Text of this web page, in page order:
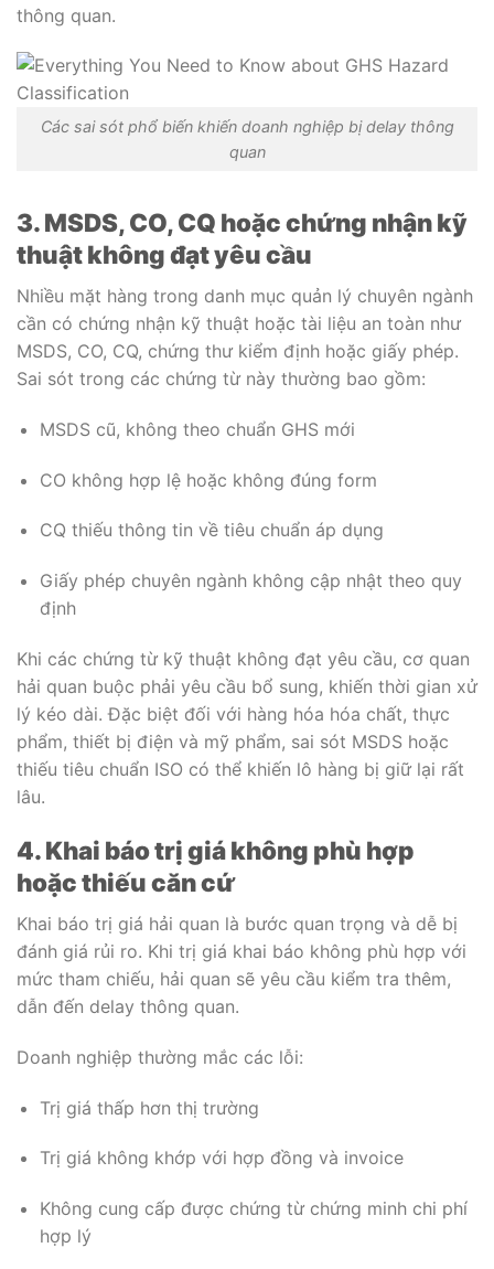
thông quan.
Các sai sót phổ biến khiến doanh nghiệp bị delay thông
quan
3. MSDS, CO, CQ hoặc chứng nhận kỹ
thuật không đạt yêu cầu
Nhiều mặt hàng trong danh mục quản lý chuyên ngành
cần có chứng nhận kỹ thuật hoặc tài liệu an toàn như
MSDS, CO, CQ, chứng thư kiểm định hoặc giấy phép.
Sai sót trong các chứng từ này thường bao gồm:
MSDS cũ, không theo chuẩn GHS mới
CO không hợp lệ hoặc không đúng form
CQ thiếu thông tin về tiêu chuẩn áp dụng
Giấy phép chuyên ngành không cập nhật theo quy
định
Khi các chứng từ kỹ thuật không đạt yêu cầu, cơ quan
hải quan buộc phải yêu cầu bổ sung, khiến thời gian xử
lý kéo dài. Đặc biệt đối với hàng hóa hóa chất, thực
phẩm, thiết bị điện và mỹ phẩm, sai sót MSDS hoặc
thiếu tiêu chuẩn ISO có thể khiến lô hàng bị giữ lại rất
lâu.
4. Khai báo trị giá không phù hợp
hoặc thiếu căn cứ
Khai báo trị giá hải quan là bước quan trọng và dễ bị
đánh giá rủi ro. Khi trị giá khai báo không phù hợp với
mức tham chiếu, hải quan sẽ yêu cầu kiểm tra thêm,
dẫn đến delay thông quan.
Doanh nghiệp thường mắc các lỗi:
Trị giá thấp hơn thị trường
Trị giá không khớp với hợp đồng và invoice
Không cung cấp được chứng từ chứng minh chi phí
hợp lý